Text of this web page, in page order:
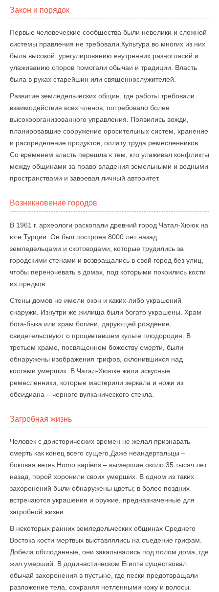
Закон и порядок
Первые человеческие сообщества были невелики и сложной
системы правления не требовали.Культура во многих из них
была высокой: урегулированию внутренних разногласий и
улаживанию споров помогали обычаи и традиции. Власть
была в руках старейшин или священнослужителей.
Развитие земледельческих общин, где работы требовали
взаимодействия всех членов, потребовало более
высокоорганизованного управления. Появились вожди,
планировавшие сооружение оросительных систем, хранение
и распределение продуктов, оплату труда ремесленников.
Со временем власть перешла к тем, кто улаживал конфликты
между общинами за право владения земельными и водными
пространствами и завоевал личный авторитет.
Возникновение городов
В 1961 г. археологи раскопали древний город Чатал-Хююк на
юге Турции. Он был построен 8000 лет назад
земледельцами и скотоводами, которые трудились за
городскими стенами и возвращались в свой город без улиц,
чтобы переночевать в домах, под которыми покоились кости
их предков.
Стены домов не имели окон и каких-либо украшений
снаружи. Изнутри же жилища были богато украшены. Храм
бога-быка или храм богини, дарующей рождение,
свидетельствуют о процветавшем культе плодородия. В
третьем храме, посвященном божеству смерти, были
обнаружены изображения грифов, склонившихся над
костями умерших. В Чатал-Хююке жили искусные
ремесленники, которые мастерили зеркала и ножи из
обсидиана – черного вулканического стекла.
Загробная жизнь
Человек с доисторических времен не желал признавать
смерть как конец всего сущего.Даже неандертальцы –
боковая ветвь Homo sapiens – вымершие около 35 тысяч лет
назад, порой хоронили своих умерших. В одном из таких
захоронений были обнаружены цветы; в более поздних
встречаются украшения и оружие, предназначенные для
загробной жизни.
В некоторых ранних земледельческих общинах Среднего
Востока кости мертвых выставлялись на съедение грифам.
Добела обглоданные, они закапывались под полом дома, где
жил умерший. В додинастическом Египте существовал
обычай захоронения в пустыне, где пески предотвращали
разложение тела, сохраняя нетленными кожу и волосы.